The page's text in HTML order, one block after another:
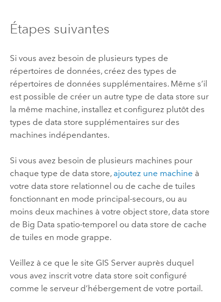
Étapes suivantes
Si vous avez besoin de plusieurs types de
répertoires de données, créez des types de
répertoires de données supplémentaires. Même s’il
est possible de créer un autre type de data store sur
la même machine, installez et configurez plutôt des
types de data store supplémentaires sur des
machines indépendantes.
Si vous avez besoin de plusieurs machines pour
chaque type de data store, ajoutez une machine à
votre data store relationnel ou de cache de tuiles
fonctionnant en mode principal-secours, ou au
moins deux machines à votre object store, data store
de Big Data spatio-temporel ou data store de cache
de tuiles en mode grappe.
Veillez à ce que le site GIS Serverauprès duquel
vous avez inscrit votre data store soit configuré
comme le serveur d’hébergement de votre portail.